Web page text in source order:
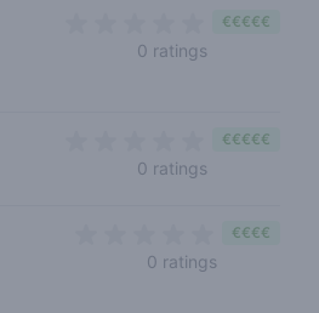
0 ratings
€€€€€
0 ratings
€€€€€
0 ratings
€€€€